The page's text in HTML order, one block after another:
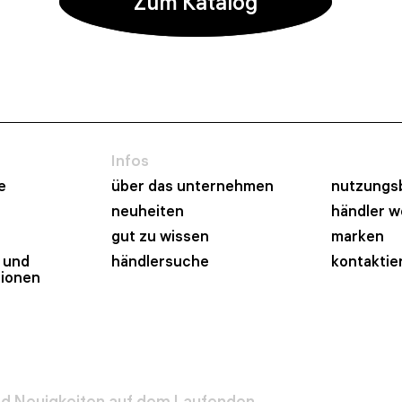
Infos
über das unternehmen
neuheiten
händler
gut zu wissen
marken
händlersuche